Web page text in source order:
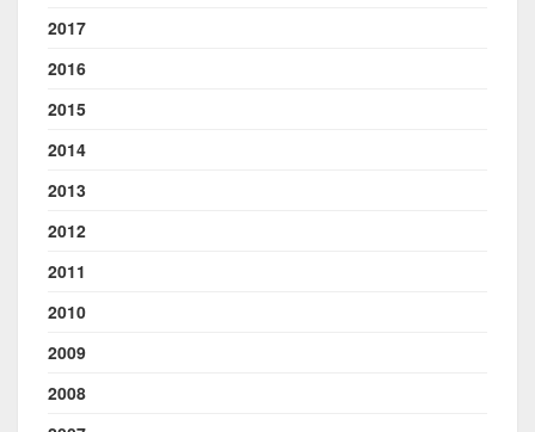
2017
2016
2015
2014
2013
2012
2011
2010
2009
2008